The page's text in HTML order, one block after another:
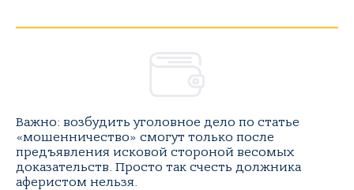
Важно: возбудить уголовное дело по статье
«мошенничество» смогут только после
предъявления исковой стороной весомых
доказательств. Просто так счесть должника
аферистом нельзя.